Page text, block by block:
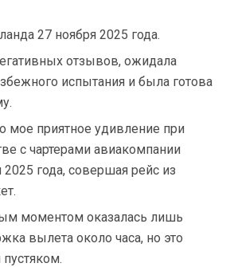
27 ноября 2025 года.
отзывов, ожидала
испытания и была готова
мое приятное удивление при
с чартерами авиакомпании
2025 года, совершая рейс из
моментом оказалась лишь
вылета около часа, но это